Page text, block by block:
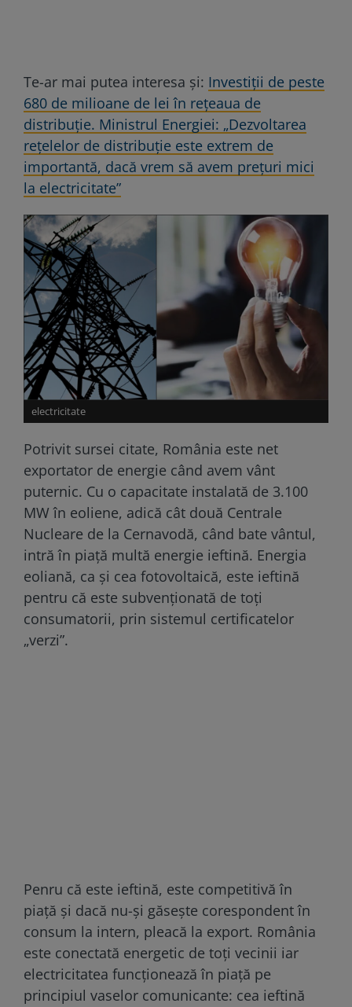
Te-ar mai putea interesa și: Investiții de peste
680 de milioane de lei în reţeaua de
distribuţie. Ministrul Energiei: „Dezvoltarea
reţelelor de distribuţie este extrem de
importantă, dacă vrem să avem preţuri mici
la electricitate”
electricitate
Potrivit sursei citate, România este net
exportator de energie când avem vânt
puternic. Cu o capacitate instalată de 3.100
MW în eoliene, adică cât două Centrale
Nucleare de la Cernavodă, când bate vântul,
intră în piață multă energie ieftină. Energia
eoliană, ca și cea fotovoltaică, este ieftină
pentru că este subvenționată de toți
consumatorii, prin sistemul certificatelor
„verzi”.
Penru că este ieftină, este competitivă în
piață și dacă nu-și găsește corespondent în
consum la intern, pleacă la export. România
este conectată energetic de toți vecinii iar
electricitatea funcționează în piață pe
principiul vaselor comunicante: cea ieftină